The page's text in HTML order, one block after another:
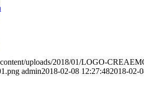
content/uploads/2018/01/LOGO-
admin2018-02-08 12:27:482018-02-